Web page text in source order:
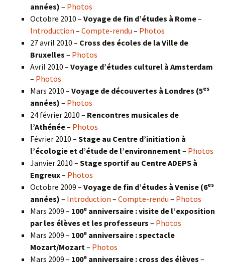
années) – Photos
Octobre 2010 – Voyage de fin d’études à Rome–
Introduction – Compte-rendu – Photos
27 avril 2010 – Cross des écoles de la Ville de
Bruxelles – Photos
Avril 2010 – Voyage d’études culturel à Amsterdam
– Photos
Mars 2010 – Voyage de découvertes à Londres (5es
années) – Photos
24 février 2010 – Rencontres musicales de
l’Athénée– Photos
Février 2010 – Stage au Centre d’initiation à
l’écologie et d’étude de l’environnement – Photos
Janvier 2010 – Stage sportif au Centre ADEPS à
Engreux– Photos
Octobre 2009 – Voyage de fin d’études à Venise (6es
années) – Introduction – Compte-rendu – Photos
Mars 2009 – 100e anniversaire : visite de l’exposition
par les élèves et les professeurs – Photos
Mars 2009 – 100e anniversaire : spectacle
Mozart/Mozart – Photos
Mars 2009 – 100e anniversaire : cross des élèves –